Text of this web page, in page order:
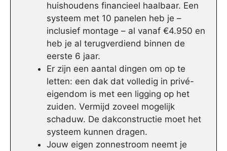
huishoudens financieel haalbaar. Een
systeem met 10 panelen heb je –
inclusief montage – al vanaf €4.950 en
heb je al terugverdiend binnen de
eerste 6 jaar.
Er zijn een aantal dingen om op te
letten: een dak dat volledig in privé-
eigendom is met een ligging op het
zuiden. Vermijd zoveel mogelijk
schaduw. De dakconstructie moet het
systeem kunnen dragen.
Jouw eigen zonnestroom neemt je